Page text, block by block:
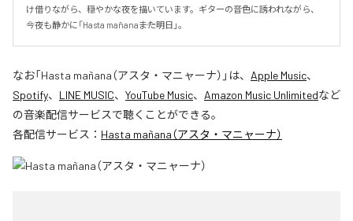
け借りながら、穏やかな夜を描いています。ギターの音色に誘われながら、
今夜も静かに「Hasta mañana――また明日」。
なお「Hasta mañana（アスタ・マニャーナ） 」は、 Apple Music、
Spotify、 LINE MUSIC、 YouTube Music、 Amazon Music Unlimitedなど
の音楽配信サービスで聴くことができる。
各配信サービス： Hasta mañana（アスタ・マニャーナ）